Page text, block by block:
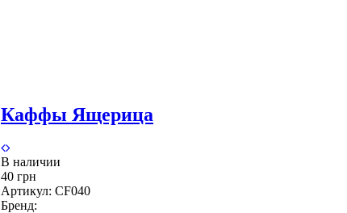
Каффы Ящерица
В наличии
40 грн
Артикул: CF040
Бренд: